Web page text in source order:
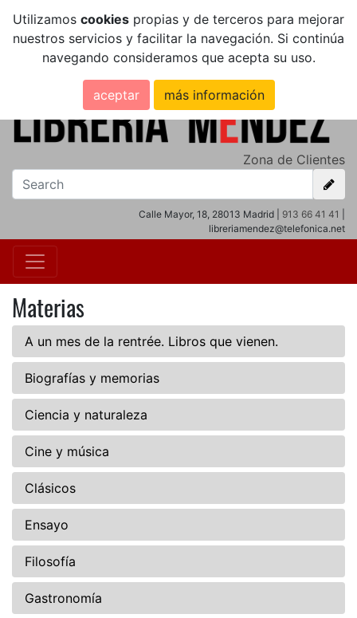
Utilizamos cookies propias y de terceros para mejorar
nuestros servicios y facilitar la navegación. Si continúa
navegando consideramos que acepta su uso.
aceptar más información
Zona de Clientes
Calle Mayor, 18, 28013 Madrid | 913 66 41 41
libreriamendez@telefonica.net
Materias
A un mes de la rentrée. Libros que vienen.
Biografías y memorias
Ciencia y naturaleza
Cine y música
Clásicos
Ensayo
Filosofía
Gastronomía